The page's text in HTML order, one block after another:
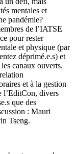
mentales et
pandémie?
de l’IATSE
pour rester
et physique (par
déprimé.e.s) et
canaux ouverts.
et à la gestion
l’EditCon, divers
que des
: Mauri
Tseng.